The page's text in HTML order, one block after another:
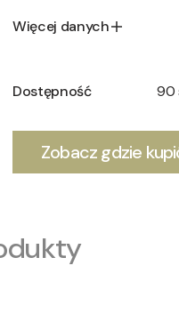
Więcej danych
Dostępność 90
Zobacz gdzie